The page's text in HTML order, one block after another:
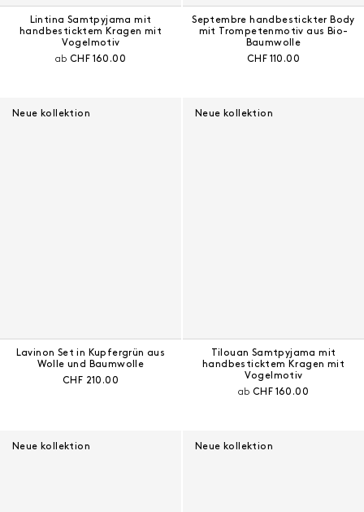
Lintina Samtpyjama mit
handbesticktem Kragen mit
Vogelmotiv
abAktueller Preis:
CHF 160.00
Septembre handbestickter Body
mit Trompetenmotiv aus Bio-
Baumwolle
Aktueller Preis:
CHF 110.00
Neue kollektion
Lavinon Set in Kupfergrün aus
Wolle und Baumwolle
Aktueller Preis:
CHF 210.00
Neue kollektion
Tilouan Samtpyjama mit
handbesticktem Kragen mit
Vogelmotiv
abAktueller Preis:
CHF 160.00
Neue kollektion Neue kollektion